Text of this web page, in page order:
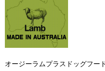
オージーラムプラスドッグフー